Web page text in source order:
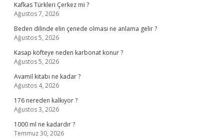
Kafkas Türkleri Çerkez mi ?
Ağustos 7, 2026
Beden dilinde elin çenede olması ne anlama gelir ?
Ağustos 5, 2026
Kasap köfteye neden karbonat konur ?
Ağustos 5, 2026
Avamil kitabı ne kadar ?
Ağustos 4, 2026
176 nereden kalkıyor ?
Ağustos 3, 2026
1000 ml ne kadardır ?
Temmuz 30, 2026